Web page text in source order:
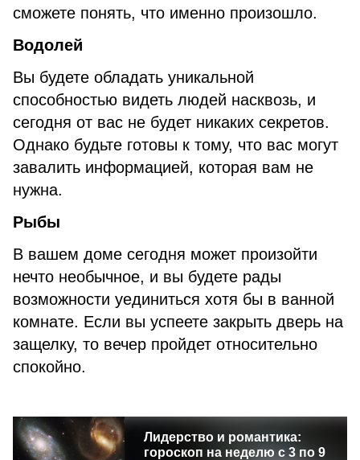
сможете понять, что именно произошло.
Водолей
Вы будете обладать уникальной
способностью видеть людей насквозь, и
сегодня от вас не будет никаких секретов.
Однако будьте готовы к тому, что вас могут
завалить информацией, которая вам не
нужна.
Рыбы
В вашем доме сегодня может произойти
нечто необычное, и вы будете рады
возможности уединиться хотя бы в ванной
комнате. Если вы успеете закрыть дверь на
защелку, то вечер пройдет относительно
спокойно.
Лидерство и романтика:
гороскоп на неделю с 3 по 9